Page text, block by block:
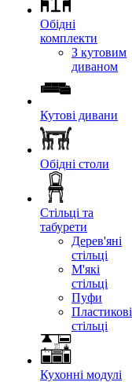
Обідні
комплекти
З кутовим
диваном
Кутові дивани
Обідні столи
Стільці та
табурети
Дерев'яні
стільці
М'які
стільці
Пуфи
Пластикові
стільці
Кухонні модулі